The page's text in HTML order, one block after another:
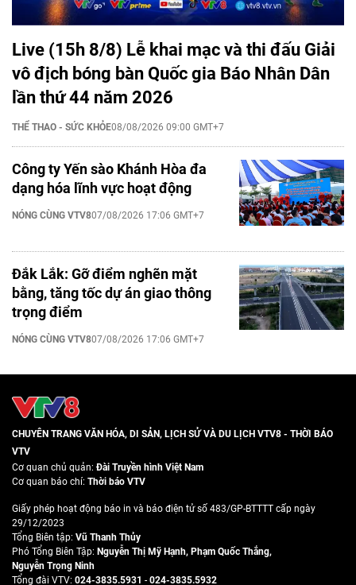
Live (15h 8/8) Lễ khai mạc và thi đấu Giải
vô địch bóng bàn Quốc gia Báo Nhân Dân
lần thứ 44 năm 2026
THỂ THAO - SỨC KHỎE08/08/2026 09:00 GMT+7
Công ty Yến sào Khánh Hòa đa
dạng hóa lĩnh vực hoạt động
NÓNG CÙNG VTV807/08/2026 17:06 GMT+7
Đắk Lắk: Gỡ điểm nghẽn mặt
bằng, tăng tốc dự án giao thông
trọng điểm
NÓNG CÙNG VTV807/08/2026 17:06 GMT+7
CHUYÊN TRANG VĂN HÓA, DI SẢN, LỊCH SỬ VÀ DU LỊCH VTV8 - THỜI BÁO
VTV
Cơ quan chủ quản:Đài Truyền hình Việt Nam
Cơ quan báo chí: Thời báo VTV
Giấy phép hoạt động báo in và báo điện tử số 483/GP-BTTTT cấp ngày
29/12/2023
Tổng Biên tập: Vũ Thanh Thủy
Phó Tổng Biên Tập: Nguyễn Thị Mỹ Hạnh, Phạm Quốc Thắng,
Nguyễn Trọng Ninh
Tổng đài VTV: 024-3835.5931 - 024-3835.5932